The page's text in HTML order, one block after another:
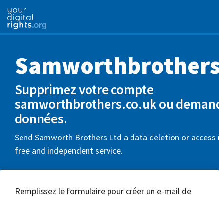
Supprimez votre compte
samworthbrothers.co.uk ou
données.
Send Samworth Brothers Ltd a data deletion or
free and independent service.
Remplissez le formulaire pour créer un e-mail de